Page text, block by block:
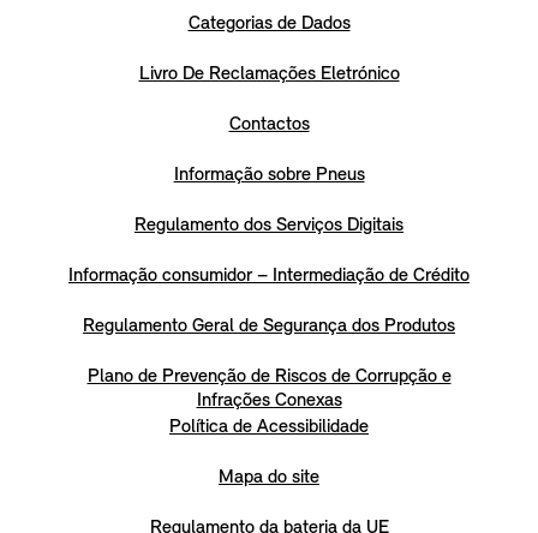
Categorias de Dados
Livro De Reclamações Eletrónico
Contactos
Informação sobre Pneus
Regulamento dos Serviços Digitais
Informação consumidor – Intermediação de Crédito
Regulamento Geral de Segurança dos Produtos
Plano de Prevenção de Riscos de Corrupção e
Infrações Conexas
Política de Acessibilidade
Mapa do site
Regulamento da bateria da UE